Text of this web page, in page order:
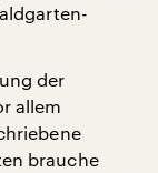
der
allem
brauche